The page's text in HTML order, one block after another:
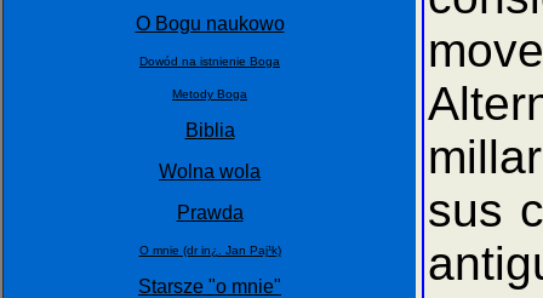
O Bogu naukowo
Dowód na istnienie Boga
Metody Boga
Biblia
Wolna wola
Prawda
O mnie (dr in¿. Jan Paj¹k)
Starsze "o mnie"
sus